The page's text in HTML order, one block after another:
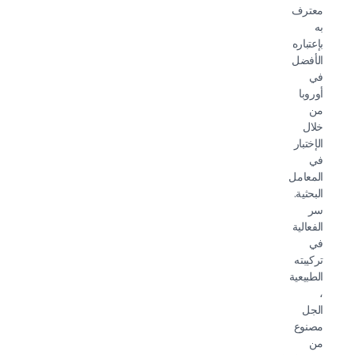
معترف
به
بإعتباره
الأفضل
في
أوروبا
من
خلال
الإختبار
في
المعامل
البحثية.
سر
الفعالية
في
تركيبته
الطبيعية
،
الجل
مصنوع
من